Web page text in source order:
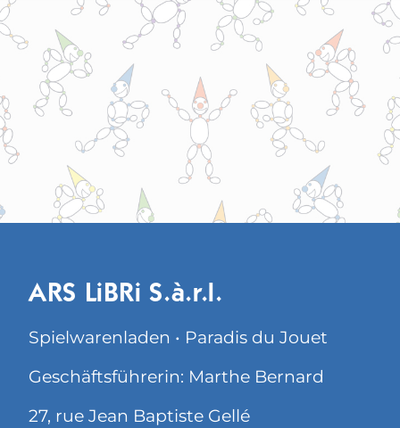
ARS LiBRi S.à.r.l.
Spielwarenladen • Paradis du Jouet
Geschäftsführerin: Marthe Bernard
27, rue Jean Baptiste Gellé